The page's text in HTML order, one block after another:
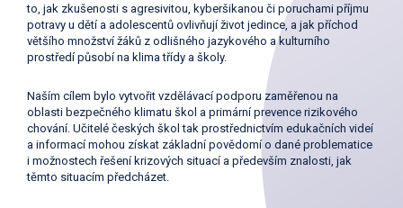
to, jak zkušenosti s agresivitou, kyberšikanou či poruchami příjmu
potravy u dětí a adolescentů ovlivňují život jedince, a jak příchod
většího množství žáků z odlišného jazykového a kulturního
prostředí působí na klima třídy a školy.
Naším cílem bylo vytvořit vzdělávací podporu zaměřenou na
oblasti bezpečného klimatu škol a primární prevence rizikového
chování. Učitelé českých škol tak prostřednictvím edukačních videí
a informací mohou získat základní povědomí o dané problematice
i možnostech řešení krizových situací a především znalosti, jak
těmto situacím předcházet.